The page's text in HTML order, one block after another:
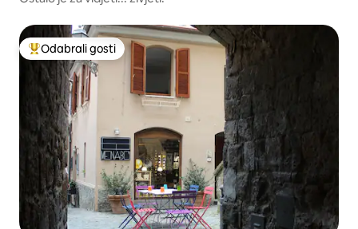
Među najviše rangiranima s oznakom „Odabrali gosti”
Odabrali gosti